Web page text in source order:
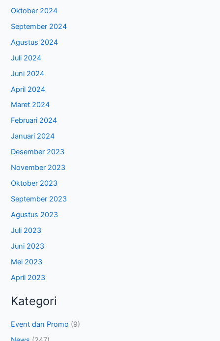
Oktober 2024
September 2024
Agustus 2024
Juli 2024
Juni 2024
April 2024
Maret 2024
Februari 2024
Januari 2024
Desember 2023
November 2023
Oktober 2023
September 2023
Agustus 2023
Juli 2023
Juni 2023
Mei 2023
April 2023
Kategori
Event dan Promo (9)